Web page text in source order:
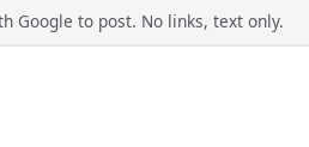
Google to post. No links, text only.